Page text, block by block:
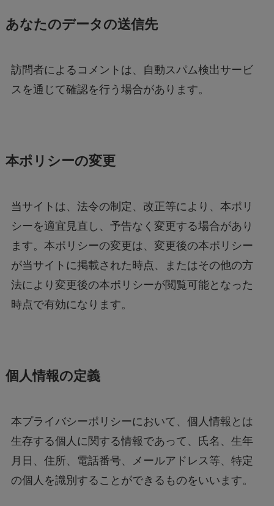
あなたのデータの送信先
訪問者によるコメントは、自動スパム検出サービ
スを通じて確認を行う場合があります。
本ポリシーの変更
当サイトは、法令の制定、改正等により、本ポリ
シーを適宜見直し、予告なく変更する場合があり
ます。本ポリシーの変更は、変更後の本ポリシー
が当サイトに掲載された時点、またはその他の方
法により変更後の本ポリシーが閲覧可能となった
時点で有効になります。
個人情報の定義
本プライバシーポリシーにおいて、個人情報とは
生存する個人に関する情報であって、氏名、生年
月日、住所、電話番号、メールアドレス等、特定
の個人を識別することができるものをいいます。